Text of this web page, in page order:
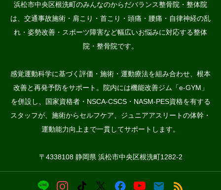
浜松市中央区根洗町のみんなのからだバランス整骨院・整体院
は、交通事故施術・肩こり・首こり・頭痛・腰痛・自律神経の乱
れ・姿勢改善・スポーツ障害など幅広いお悩みに対応する整体
院・整骨院です。
感覚運動科学に基づく評価・施術・運動療法を組み合わせ、根本
改善と再発予防をサポート。院内には機能改善ジム「e-GYM」
を併設し、国家資格者・NSCA-CSCS・NASM-PES資格を有する
スタッフが、施術からセルフケア、ジュニアアスリートの体幹・
運動能力向上まで一貫してサポートします。
〒4338108 静岡県 浜松市中央区根洗町1282-2